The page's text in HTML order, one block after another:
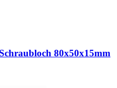
80x50x15mm